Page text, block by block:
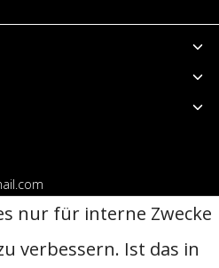
nur für interne Zwecke
verbessern. Ist das in